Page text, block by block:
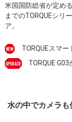
カタログ/プロモーショ
米国国防総省が定め
までのTORQUEシリ
ア。
TORQUEスマー
TORQUE G03
水の中でカメラ